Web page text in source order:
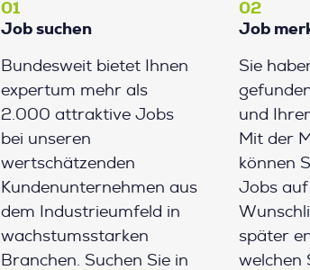
01
Job suchen
Bundesweit bietet Ihnen
expertum mehr als
2.000 attraktive Jobs
bei unseren
wertschätzenden
Kundenunternehmen aus
dem Industrieumfeld in
wachstumsstarken
Branchen. Suchen Sie in
02
Job
Sie
und
Mit der
können
Jobs
später
welchen